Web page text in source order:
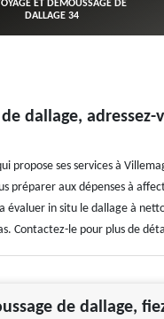
ET DÉMOUSSAGE DE
DALLAGE 34
dallage, adressez-
propose ses services à
préparer aux dépenses à
évaluer in situ le dallage à
Contactez-le pour plus de
de dallage,